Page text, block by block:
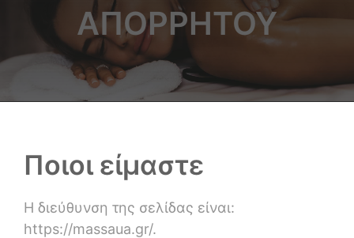
ΑΠΟΡΡΉΤΟΥ
Ποιοι είμαστε
Η διεύθυνση της σελίδας είναι:
https://massaua.gr/.